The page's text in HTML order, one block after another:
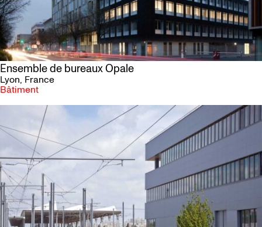
Ensemble de bureaux Opale
Lyon, France
Bâtiment